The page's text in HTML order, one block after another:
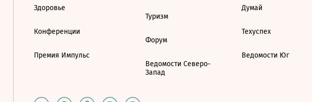
Здоровье
Конференции
Премия Импульс
Туризм
Форум
Ведомости Северо-
Запад
Думай
Техуспех
Ведомости Юг